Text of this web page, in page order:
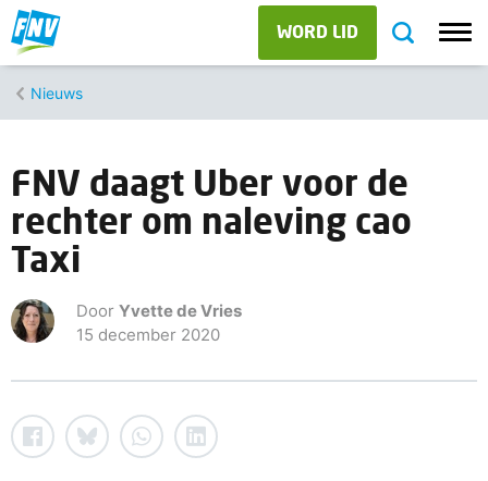
WORD LID
Nieuws
FNV daagt Uber voor de
rechter om naleving cao
Taxi
Door Yvette de Vries
15 december 2020